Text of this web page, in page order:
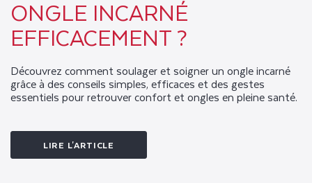
L
E
S
T
D
ONGLE INCARNÉ
EFFICACEMENT ?
Découvrez comment soulager et soigner un ongle incarné
grâce à des conseils simples, efficaces et des gestes
essentiels pour retrouver confort et ongles en pleine santé.
LIRE L'ARTICLE